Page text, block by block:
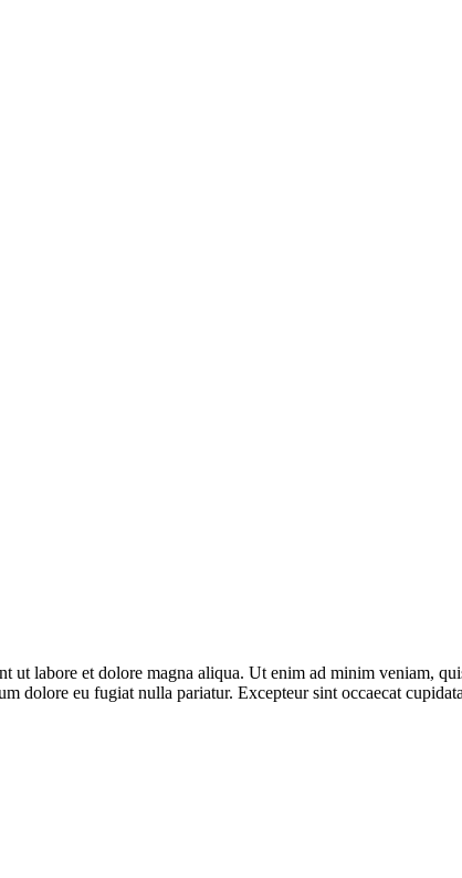
ut labore et dolore magna aliqua. Ut enim ad minim veniam,
dolore eu fugiat nulla pariatur. Excepteur sint occaecat